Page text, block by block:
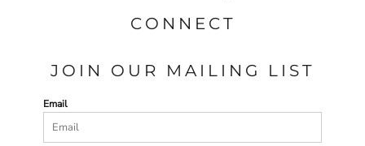
CONNECT
JOIN OUR MAILING LIST
Email